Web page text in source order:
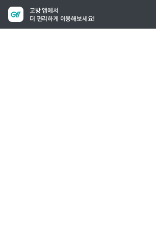
고방 앱에서
더 편리하게 이용해보세요!